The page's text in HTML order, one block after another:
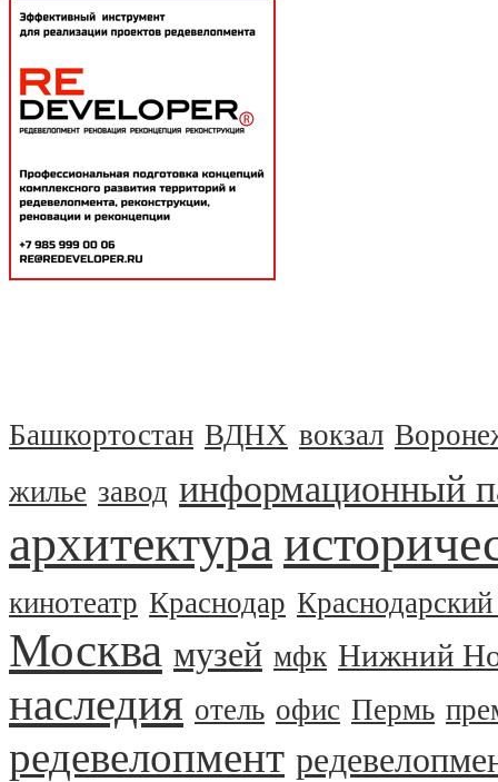
Башкортостан ВДНХ вокзал
жилье завод информационный
архитектура
кинотеатр Краснодар
Москва музей мфк Нижний
наследия отель офис Пермь
редевелопмент